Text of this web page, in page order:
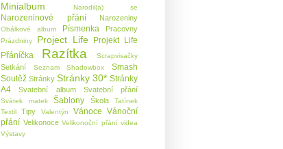
Minialbum Narodil(a) se
Narozeninové přání Narozeniny
Obálkové album Písmenka Pracovny
Prázdniny Project Life
Projekt Life
Přáníčka
Razítka Scrapvisačky
Setkání Seznam Shadowbox
Smash
Soutěž Stránky Stránky 30* Stránky
A4
Svatební album Svatební přání
Svátek matek Šablony Škola
Tatínek
Textil
Tipy Valentýn Vánoce Vánoční
přání Velikonoce Velikonoční přání videa
Výstavy